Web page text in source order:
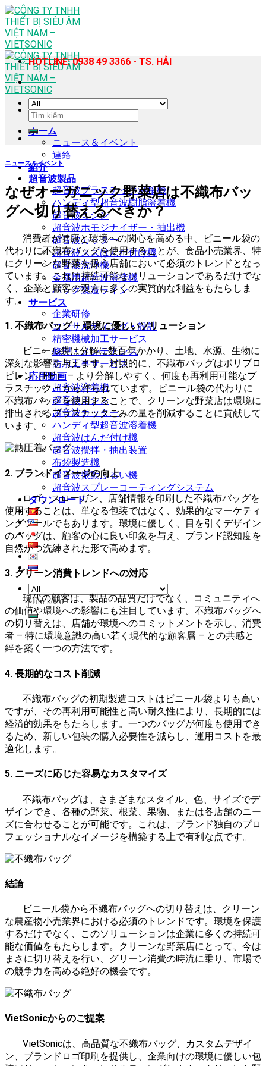
Skip
to
content
ホーム
ニュース＆イベント
連絡
紹介
超音波製品
超音波プラスチック溶接機
ハンディ型超音波樹脂溶着機
超音波ミシン
超音波ホモジナイザー・抽出機
超音波カッター
超音波スズはんだ付け機
超音波洗浄機
金属用超音波溶接機
バッグ製造ライン
サービス
企業研修
コンサルティング・設計
精密機械加工サービス
修理・メンテナンス
防水工事サービス
応用動画
超音波溶着機
超音波ミシン
超音波カッター
ハンディ型超音波溶着機
超音波はんだ付け機
超音波攪拌・抽出装置
布袋製造機
超音波振動ふるい機
超音波スプレーコーティングシステム
ダウンロード
検
索
対
象:
HOTLINE: 0938 49 3366 - TS. HẢI
検
索
対
ニュース＆イベント
なぜオーガニック野菜店は不織布バッ
グへ切り替えるべきか？
消費者が健康と環境への関心を高める中、ビニール袋の
代わりに不織布バッグを使用することが、食品小売業界、特
にクリーンな野菜を扱う店舗において必須のトレンドとなっ
ています。これは持続可能なソリューションであるだけでな
く、企業と顧客の双方に多くの実質的な利益をもたらしま
す。
1. 不織布バッグ – 環境に優しいソリューション
ビニール袋は分解に数百年かかり、土地、水源、生物に
深刻な影響を与えます。対照的に、不織布バッグはポリプロ
ピレン（PP） – より分解しやすく、何度も再利用可能なプ
ラスチック – から作られています。ビニール袋の代わりに
不織布バッグを使用することで、クリーンな野菜店は環境に
排出されるプラスチックごみの量を削減することに貢献して
います。
2. ブランドイメージの向上
ロゴ、スローガン、店舗情報を印刷した不織布バッグを
使用することは、単なる包装ではなく、効果的なマーケティ
ングツールでもあります。環境に優しく、目を引くデザイン
のバッグは、顧客の心に良い印象を与え、ブランド認知度を
自然かつ洗練された形で高めます。
3. グリーン消費トレンドへの対応
現代の顧客は、製品の品質だけでなく、コミュニティへ
の価値や環境への影響にも注目しています。不織布バッグへ
の切り替えは、店舗が環境へのコミットメントを示し、消費
者 – 特に環境意識の高い若く現代的な顧客層 – との共感と
絆を築く一つの方法です。
4. 長期的なコスト削減
不織布バッグの初期製造コストはビニール袋よりも高い
ですが、その再利用可能性と高い耐久性により、長期的には
経済的効果をもたらします。一つのバッグが何度も使用でき
るため、新しい包装の購入必要性を減らし、運用コストを最
適化します。
5. ニーズに応じた容易なカスタマイズ
不織布バッグは、さまざまなスタイル、色、サイズでデ
ザインでき、各種の野菜、根菜、果物、または各店舗のニー
ズに合わせることが可能です。これは、ブランド独自のプロ
フェッショナルなイメージを構築する上で有利な点です。
結論
ビニール袋から不織布バッグへの切り替えは、クリーン
な農産物小売業界における必須のトレンドです。環境を保護
するだけでなく、このソリューションは企業に多くの持続可
能な価値をもたらします。クリーンな野菜店にとって、今は
まさに切り替えを行い、グリーン消費の時流に乗り、市場で
の競争力を高める絶好の機会です。
VietSonicからのご提案
VietSonicは、高品質な不織布バッグ、カスタムデザイ
ン、ブランドロゴ印刷を提供し、企業向けの環境に優しい包